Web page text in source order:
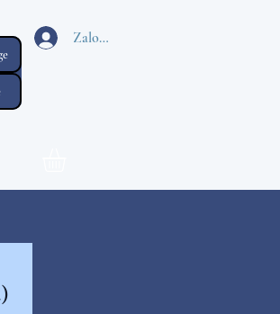
Zaloguj się